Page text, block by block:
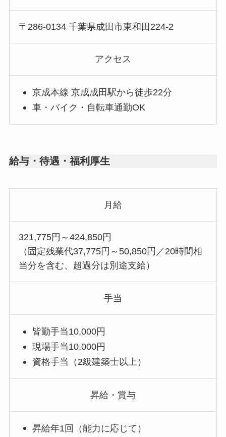
〒286-0134 千葉県成田市東和田224-2
アクセス
京成本線 京成成田駅から徒歩22分
車・バイク・自転車通勤OK
給与・待遇・福利厚生
月給
321,775円～424,850円
（固定残業代37,775円～50,850円／20時間相
当分を含む、超過分は別途支給）
手当
皆勤手当10,000円
現場手当10,000円
資格手当（2級建築士以上）
昇給・賞与
昇給年1回（能力に応じて）